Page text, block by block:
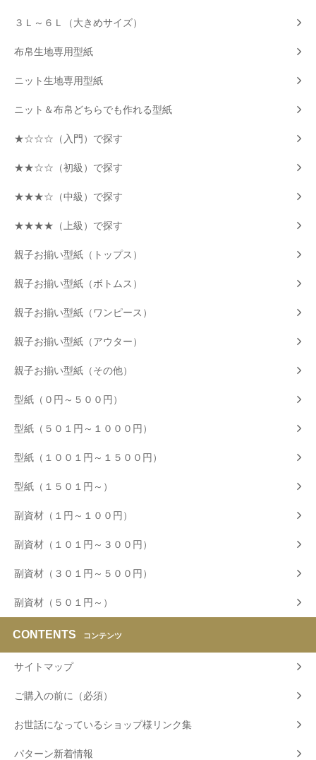
３Ｌ～６Ｌ（大きめサイズ）
布帛生地専用型紙
ニット生地専用型紙
ニット＆布帛どちらでも作れる型紙
★☆☆☆（入門）で探す
★★☆☆（初級）で探す
★★★☆（中級）で探す
★★★★（上級）で探す
親子お揃い型紙（トップス）
親子お揃い型紙（ボトムス）
親子お揃い型紙（ワンピース）
親子お揃い型紙（アウター）
親子お揃い型紙（その他）
型紙（０円～５００円）
型紙（５０１円～１０００円）
型紙（１００１円～１５００円）
型紙（１５０１円～）
副資材（１円～１００円）
副資材（１０１円～３００円）
副資材（３０１円～５００円）
副資材（５０１円～）
CONTENTS コンテンツ
サイトマップ
ご購入の前に（必須）
お世話になっているショップ様リンク集
パターン新着情報